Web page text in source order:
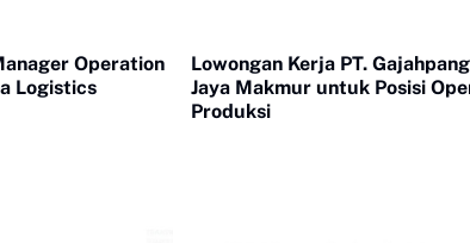
Operation
Logistics
Lowongan Kerja PT.
Jaya Makmur untuk Posisi
Produksi